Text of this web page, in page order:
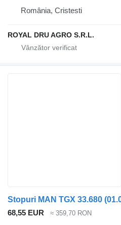
România, Cristesti
ROYAL DRU AGRO S.R.L.
68,55 EUR ≈ 359,70 RON